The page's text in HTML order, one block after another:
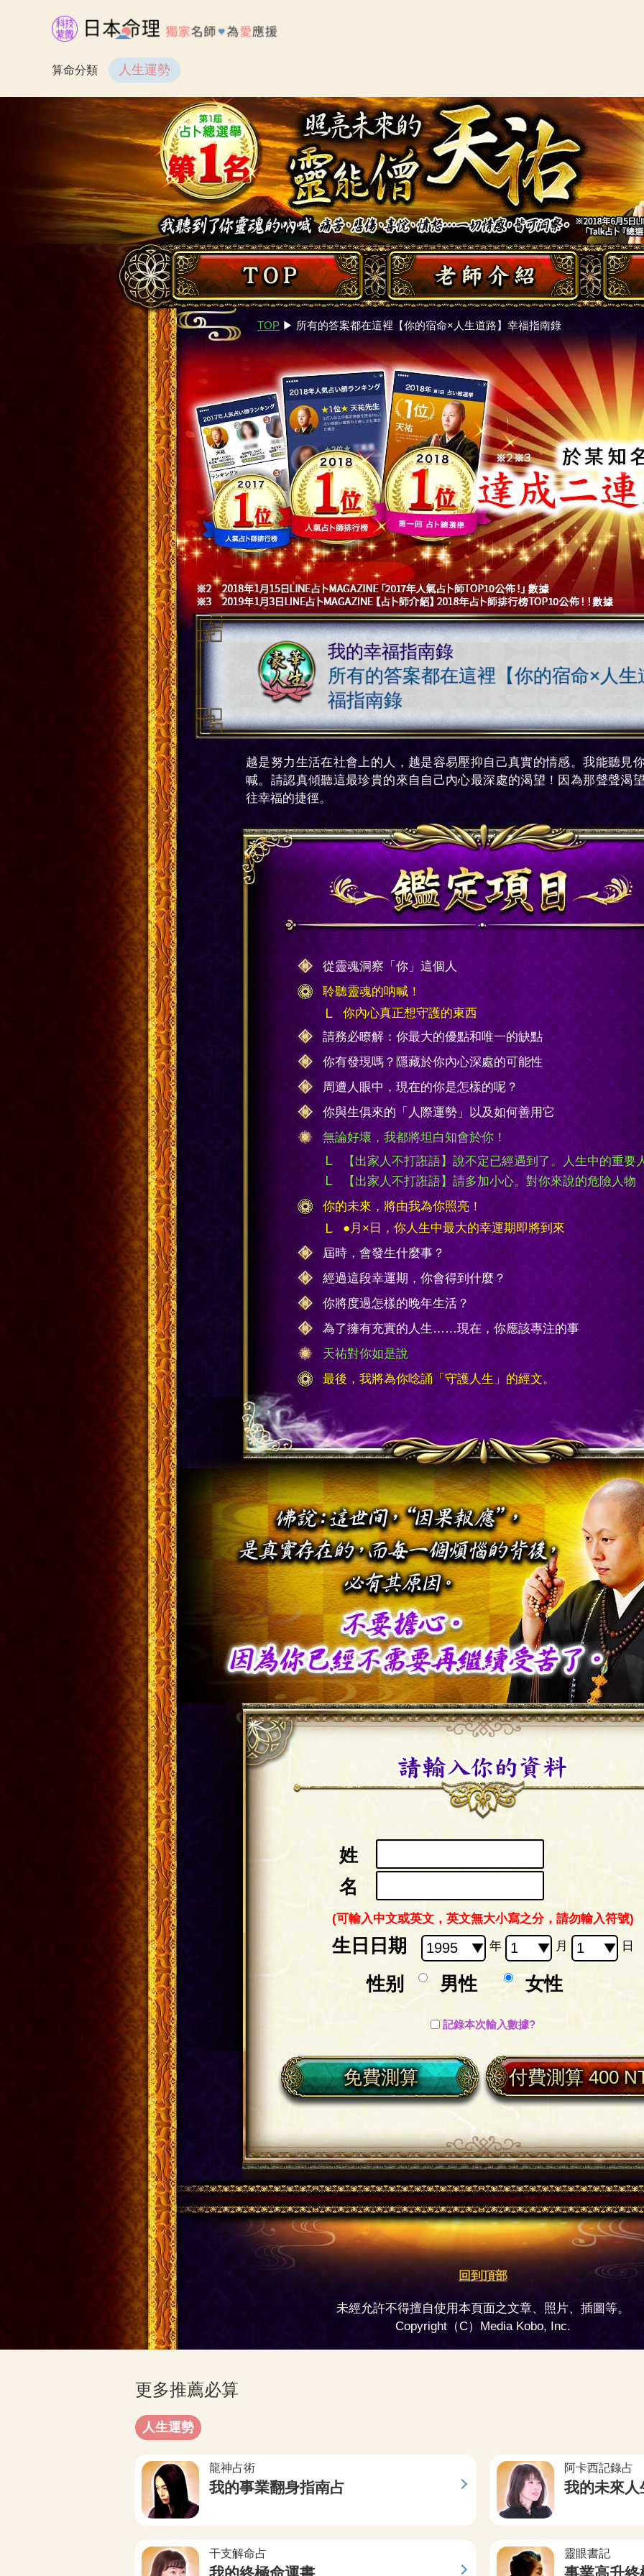
算命分類 人生運勢
TOP ▶︎ 所有的答案都在這裡【你的宿命×人生道路】幸福指南錄
我的幸福指南錄
所有的答案都在這裡【你的宿命×人生
福指南錄
越是努力生活在社會上的人，越是容易壓抑自己真實的情感。我能聽見
喊。請認真傾聽這最珍貴的來自自己內心最深處的渴望！因為那聲聲渴
往幸福的捷徑。
從靈魂洞察「你」這個人
聆聽靈魂的呐喊！
你內心真正想守護的東西
請務必瞭解：你最大的優點和唯一的缺點
你有發現嗎？隱藏於你內心深處的可能性
周遭人眼中，現在的你是怎樣的呢？
你與生俱來的「人際運勢」以及如何善用它
無論好壞，我都將坦白知會於你！
【出家人不打誑語】說不定已經遇到了。人生中的重要
【出家人不打誑語】請多加小心。對你來說的危險人物
你的未來，將由我為你照亮！
●月×日，你人生中最大的幸運期即將到來
屆時，會發生什麼事？
經過這段幸運期，你會得到什麼？
你將度過怎樣的晚年生活？
為了擁有充實的人生……現在，你應該專注的事
天祐對你如是說
最後，我將為你唸誦「守護人生」的經文。
姓
名
(可輸入中文或英文，英文無大小寫之分，請勿輸入符號)
生日日期 年 月 日
性别 男性 女性
記錄本次輸入數據?
免費測算 付費測算 400
回到頂部
未經允許不得擅自使用本頁面之文章、照片、插圖等。
Copyright（C）Media Kobo, Inc.
更多推薦必算
人生運勢
龍神占術
我的事業翻身指南占
阿卡西記錄占
我的未來人
干支解命占 靈眼書記